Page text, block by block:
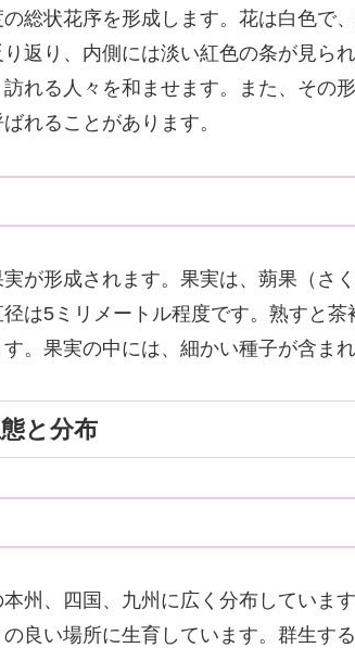
総状花序を形成します。花は白色で
返り、内側には淡い紅色の条が見ら
れる人々を和ませます。また、その
れることがあります。
が形成されます。果実は、蒴果（さ
は5ミリメートル程度です。熟すと
。果実の中には、細かい種子が含まれ
と分布
州、四国、九州に広く分布していま
良い場所に生育しています。群生す